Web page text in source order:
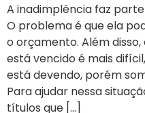
A inadimplência faz
O problema é que ela
o orçamento. Além
está vencido é mais
está devendo, porém
Para ajudar nessa
títulos que […]